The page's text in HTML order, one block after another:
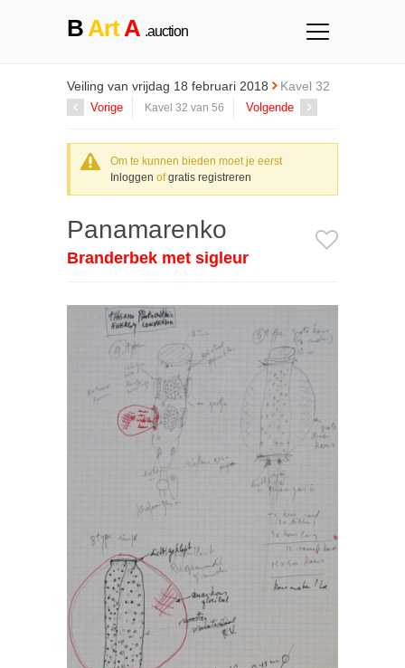
BArtA .auction
Veiling van vrijdag 18 februari 2018 Kavel 32
Vorige Kavel 32 van 56 Volgende
Om te kunnen bieden moet je eerst
Inloggen ofgratis registreren
Panamarenko
Branderbek met sigleur